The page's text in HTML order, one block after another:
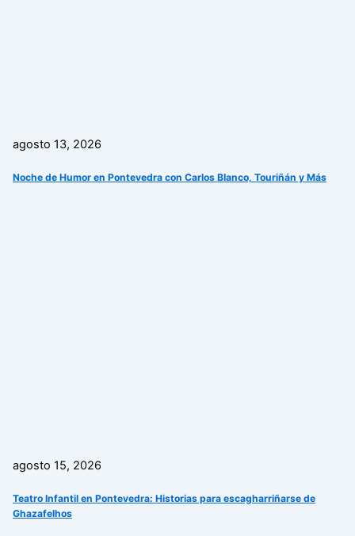
agosto 13, 2026
Noche de Humor en Pontevedra con Carlos Blanco, Touriñán y Más
agosto 15, 2026
Teatro Infantil en Pontevedra: Historias para escagharriñarse de
Ghazafelhos